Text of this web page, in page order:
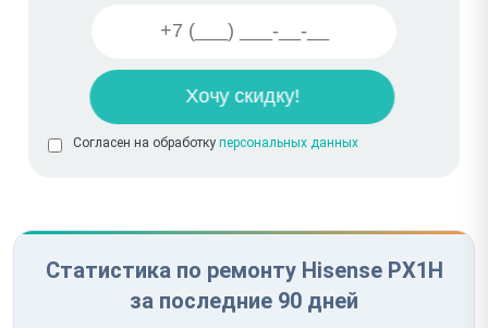
Согласен на обработку персональных данных
Статистика по ремонту Hisense PX1H
за последние 90 дней